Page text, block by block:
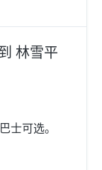
林雪平
士可选。